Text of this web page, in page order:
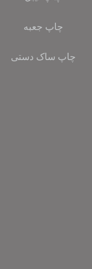
چاپ جعبه
چاپ ساک دستی